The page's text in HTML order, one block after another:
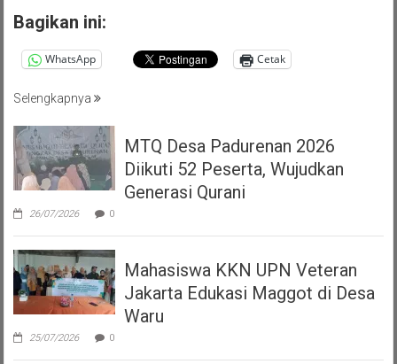
Bagikan ini:
WhatsApp Cetak
Selengkapnya
MTQ Desa Padurenan 2026
Diikuti 52 Peserta, Wujudkan
Generasi Qurani
26/07/2026 0
Mahasiswa KKN UPN Veteran
Jakarta Edukasi Maggot di Desa
Waru
25/07/2026 0